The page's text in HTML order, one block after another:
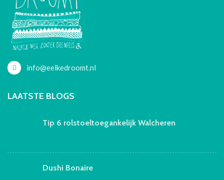
info@eelkedroomt.nl
LAATSTE BLOGS
Tip 6 rolstoeltoegankelijk Walcheren
Dushi Bonaire